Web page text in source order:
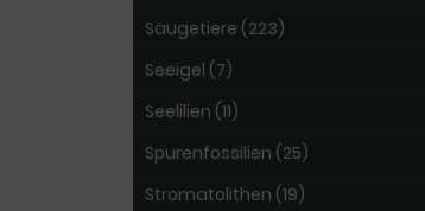
Säugetiere (223)
Seeigel (7)
Seelilien (11)
Spurenfossilien (25)
Stromatolithen (19)